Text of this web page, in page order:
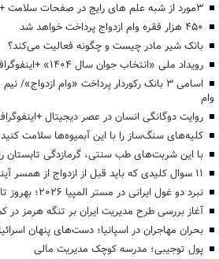
3مورد از شبه علم های رایج در صفحات سلامت +اینفوگرافی
۴۵۰ هزار فقره وام ازدواج پرداخت خواهد شد
بانک شیر مادر چیست و چگونه فعالیت می‌کند؟
رویداد ملی «انتخاب جوان سال ۱۴۰۴» +اینفوگرافی
اسامی ۳ بانک رکوردار پرداخت «وام
وام
روایت دوگانگی انسان در عصر دیجیتال
کلیه‌های سنگ‌ساز را با این آبمیوه‌ها سلامت کنید
با این شربت‌های طب سنتی، گرمازدگی تابستان
۱۱ سوال کلیدی که باید قبل از ازدواج از همسر آینده‌تان بپرسید +اینفوگرافی
نبرد دو غول ایرانی در مستر المپیا ۲۰۲۶؛ بهروز تابانی شگفتی‌ساز می‌شود؟
آغاز بررسی طرح مدیریت ایران بر تنگه هرمز
بحران مهاجران در اسپانیا؛ دست‌های پنهان
پول توجیبی؛ مدرسه کوچک مدیریت مالی